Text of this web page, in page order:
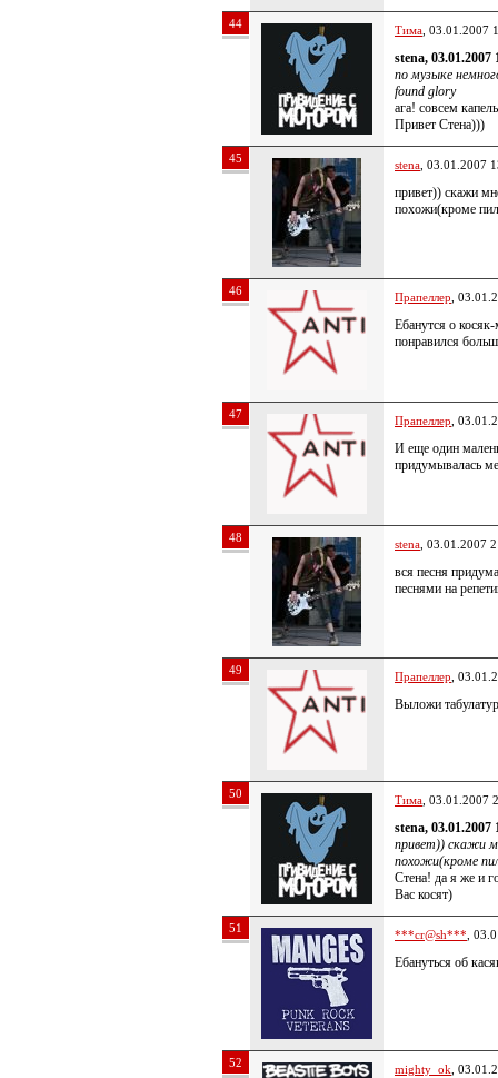
44 Тима , 03.01.2007
stena, 03.01.2007
по музыке
found glory
ага! совсем
Привет Стена)))
45 stena , 03.01.2007
привет)) скажи
похожи(кроме
46 Прапеллер ,
Ебанутся о
понравился
47 Прапеллер ,
И еще один
придумывалась
48 stena , 03.01.2007
вся песня
песнями на
49 Прапеллер ,
Выложи
50 Тима , 03.01.2007
stena, 03.01.2007
привет)) скажи
похожи(кроме
Стена! да я же и
Вас косят)
51 ***cr@sh*** ,
Ебануться об
52 mighty_ok ,